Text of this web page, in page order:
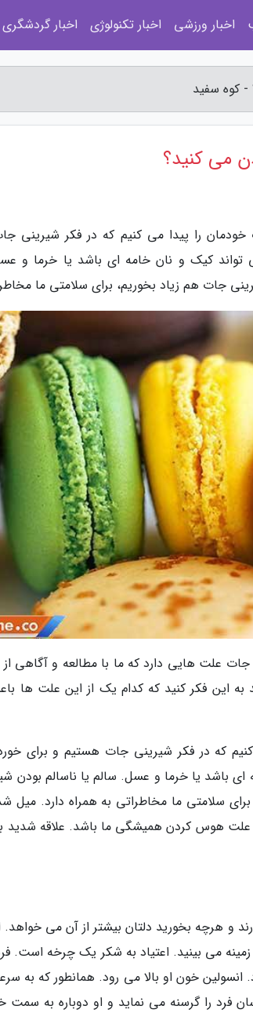
کوه سفید
می کنید؟
خودمان را پیدا می کنیم که در فکر شیرینی
کیک و نان خامه ای باشد یا خرما و
جات هم زیاد بخوریم، برای سلامتی ما
جات علت هایی دارد که ما با مطالعه و آگاهی
به این فکر کنید که کدام یک از این علت
که در فکر شیرینی جات هستیم و برای
باشد یا خرما و عسل. سالم یا ناسالم بودن
سلامتی ما مخاطراتی به همراه دارد. میل
هوس کردن همیشگی ما باشد. علاقه شدید به
می بینید. اعتیاد به شکر یک چرخه است.
خون او بالا می رود. همانطور که به
فرد را گرسنه می نماید و او دوباره به سمت
اخبار ورزشی اخبار تکنولوژی اخبار گردشگری